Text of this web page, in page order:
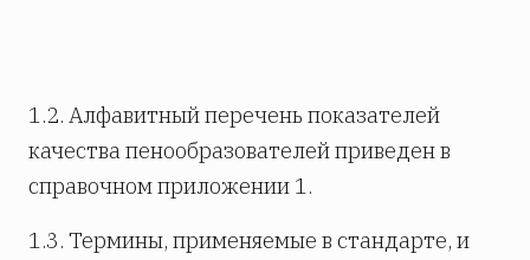
1.2. Алфавитный перечень показателей
качества пенообразователей приведен в
справочном приложении 1.
1.3. Термины, применяемые в стандарте, и